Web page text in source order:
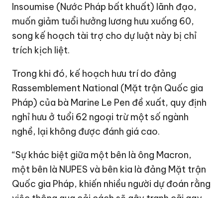
Insoumise (Nước Pháp bất khuất) lãnh đạo,
muốn giảm tuổi hưởng lương hưu xuống 60,
song kế hoạch tài trợ cho dự luật này bị chỉ
trích kịch liệt.
Trong khi đó, kế hoạch hưu trí do đảng
Rassemblement National (Mặt trận Quốc gia
Pháp) của bà Marine Le Pen đề xuất, quy định ​​
nghỉ hưu ở tuổi 62 ngoại trừ một số ngành
nghề, lại không được đánh giá cao.
“Sự khác biệt giữa một bên là ông Macron,
một bên là NUPES và bên kia là đảng Mặt trận
Quốc gia Pháp, khiến nhiều người dự đoán rằng